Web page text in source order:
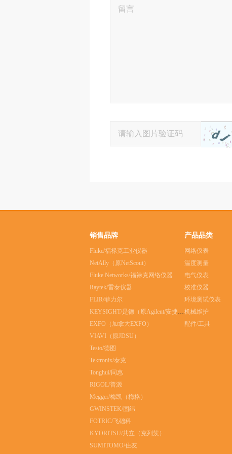
销售品牌
Fluke/福禄克工业仪器
NetAlly（原NetScout）
Fluke Networks/福禄克网络仪器
Raytek/雷泰仪器
FLIR/菲力尔
EXFO（加拿大EXFO）
VIAVI（原JDSU）
Testo/德图
Tektronix/泰克
Tonghui/同惠
RIGOL/普源
Megger/梅凯（梅格）
GWINSTEK/固纬
FOTRIC/飞础科
KYORITSU/共立（克列茨）
SUMITOMO/住友
产品品类
网络仪表
温度测量
电气仪表
校准仪器
环境测试仪表
机械维护
配件/工具